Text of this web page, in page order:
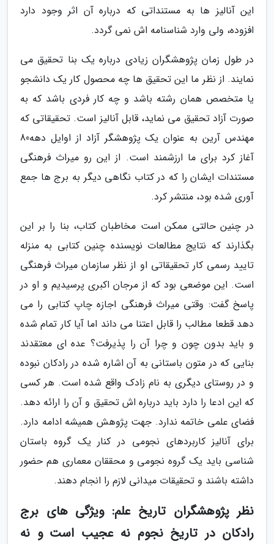
این آنالیز ها به مستنداتی که درباره آن اثر وجود دارد
افزوده، ولی وارد شناسنامه اش نمی گردد.
در طول زمان پژوهشگران زیادی درباره یک بنا تحقیق می
نمایند. از نظر ما این تحقیق ها چه محصول کار یک دانشجو
یا متخصص همان رشته باشد و چه کار فردی باشد که به
صورت آزاد تحقیق می نماید، قابل آنالیز است. تحقیقاتی که
مهندس آرین به عنوان یک پژوهشگر آزاد از اوایل دهه80
آغاز کرد برای ما ارزشمند است. از این رو میراث فرهنگی
مستندات ایشان را که در کتاب نگاهی دیگر به برج ها جمع
آوری شده بود، منتشر کرد.
در چنین حالتی ممکن است مخاطبان کتاب، بنا را بر این
بگذارند که نتایج مطالعات نویسنده چنین کتابی به منزله
تایید رسمی کار تحقیقاتی او از نظر سازمان میراث فرهنگی
است. این موضعی بود که از مرجان اکبری پرسیدیم و او در
پاسخ گفت: وقتی میراث فرهنگی اجازه چاپ کتابی را می
دهد قطعا مطالب را قابل اعتنا می داند اما آیا کار تمام شده
و باید بدون چون و چرا آن را پذیرفت؟ عده ای معتقدند
بنایی که در متون باستانی به آن اشاره شده در رادکان نبوده
و در روستای دیگری به نام زادک واقع شده است. هر کسی
که این ادعا را دارد باید درباره اش تحقیق و آن را ارائه دهد.
فضای علمی خاتمه ندارد. جهت پژوهش همیشه ادامه دارد.
برای آنالیز کاربردهای نجومی در کنار یک گروه باستان
شناسی باید یک گروه نجومی و محققان معماری هم حضور
داشته باشند و تحقیقات میدانی لازم را انجام دهند.
نظر پژوهشگران تاریخ علم: ویژگی های برج
رادکان در تاریخ نجوم نه عجیب است و نه